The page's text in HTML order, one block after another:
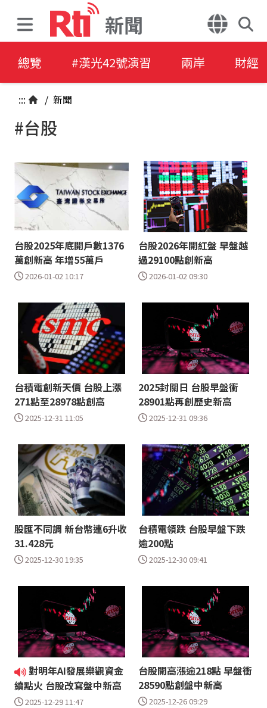
新聞
總覽 #漢光42號演習 兩岸 財經
::: / 新聞
#台股
台股2025年底開戶數1376
萬創新高 年增55萬戶
2026-01-02 10:17
台股2026年開紅盤 早盤越
過29100點創新高
2026-01-02 09:30
台積電創新天價 台股上漲
271點至28978點創高
2025-12-31 11:05
2025封關日 台股早盤衝
28901點再創歷史新高
2025-12-31 09:36
股匯不同調 新台幣連6升收
31.428元
2025-12-30 19:35
台積電領跌 台股早盤下跌
逾200點
2025-12-30 09:41
對明年AI發展樂觀資金
續點火 台股改寫盤中新高
2025-12-29 11:47
台股開高漲逾218點 早盤衝
28590點創盤中新高
2025-12-26 09:29